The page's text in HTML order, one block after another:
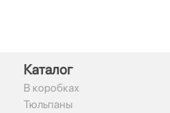
Каталог
В коробках
Тюльпаны